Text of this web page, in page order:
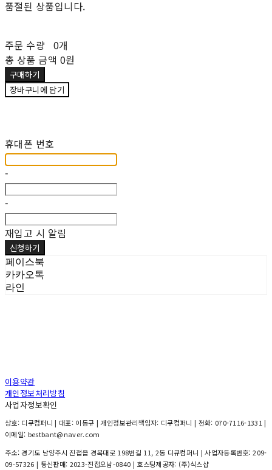
품절된 상품입니다.
주문 수량 0개
총 상품 금액 0원
구매하기
장바구니에 담기
휴대폰 번호
-
-
재입고 시 알림
신청하기
페이스북
카카오톡
라인
이용약관
개인정보처리방침
사업자정보확인
상호: 디큐컴퍼니 | 대표: 이동규 | 개인정보관리책임자: 디큐컴퍼니 | 전화: 070-7116-1331 |
이메일: bestbant@naver.com
주소: 경기도 남양주시 진접읍 경복대로 198번길 11, 2동 디큐컴퍼니 | 사업자등록번호:209-
09-57326 | 통신판매: 2023-진접오남-0840 | 호스팅제공자: (주)식스샵